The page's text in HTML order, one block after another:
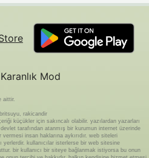
Karanlık Mod
aittir.
rakicandir
küçükler için sakıncalı olabilir. yazılardan yazarları
tarafından atanmış bir kurumun internet üzerinde
insan haklarına aykırıdır. web siteleri
yerlerdir. kullanıcılar isterlerse bir web sitesine
bir kullanıcı bir siteye bağlanmak istiyorsa bu onun